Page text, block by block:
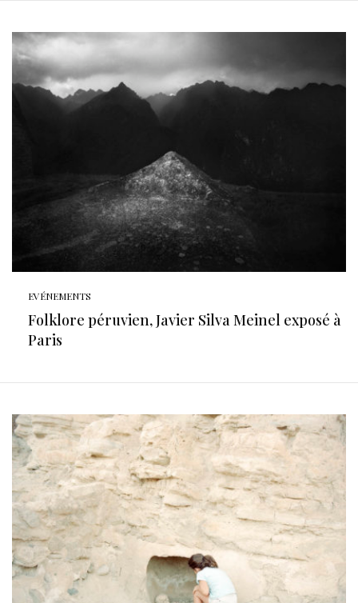
EVÉNEMENTS
Folklore péruvien, Javier Silva Meinel exposé à
Paris